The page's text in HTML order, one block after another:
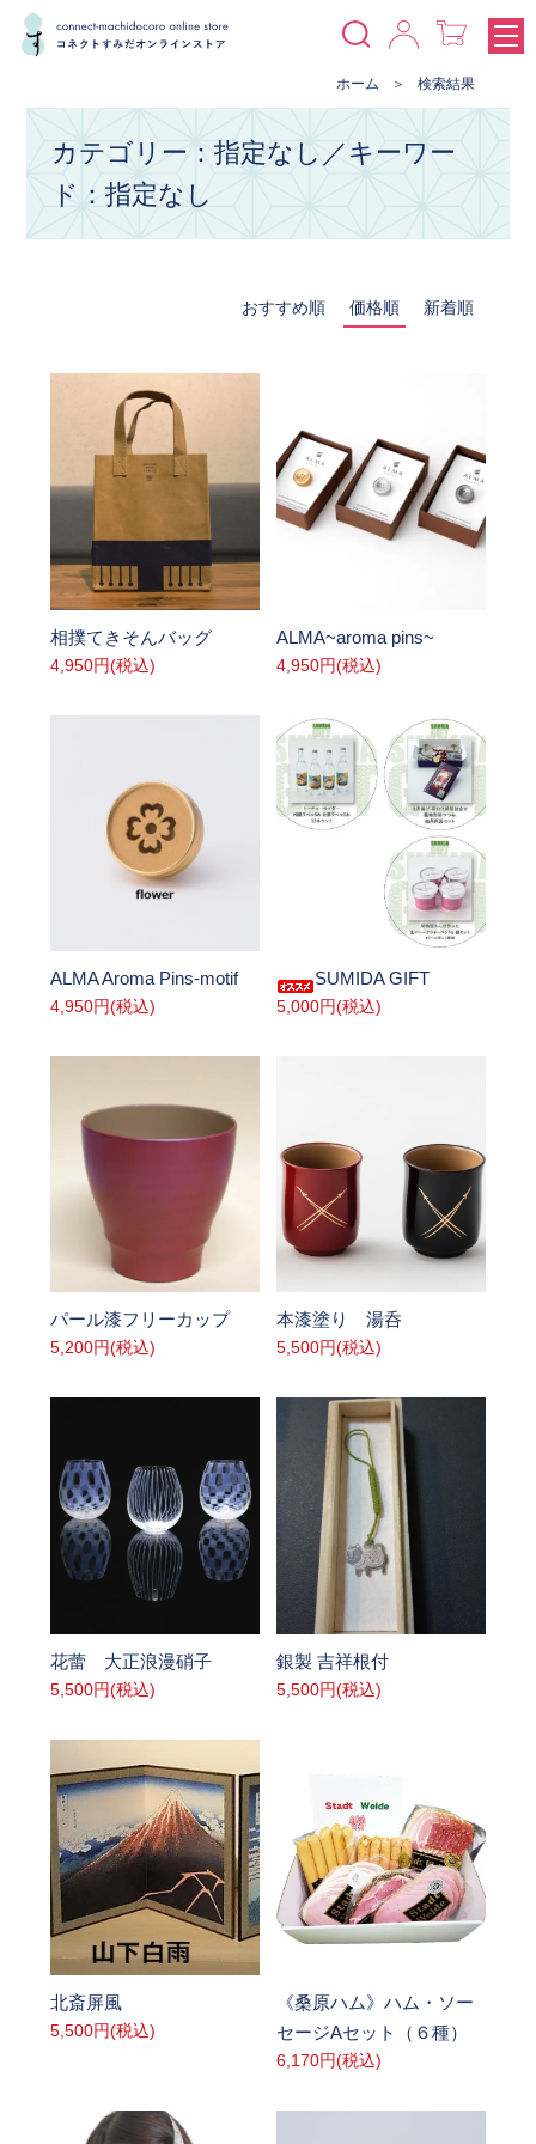
ホーム 検索結果
カテゴリー：指定なし／キーワー
ド：指定なし
おすすめ順 価格順 新着順
SOLD OUT
相撲てきそんバッグ
4,950円(税込)
ALMA~aroma pins~
4,950円(税込)
ALMA Aroma Pins-motif
4,950円(税込)
SUMIDA GIFT
5,000円(税込)
SOLD OUT
パール漆フリーカップ
5,200円(税込)
本漆塗り 湯呑
5,500円(税込)
花蕾 大正浪漫硝子
5,500円(税込)
SOLD OUT
銀製 吉祥根付
5,500円(税込)
SOLD OUT
北斎屏風
5,500円(税込)
《桑原ハム》ハム・ソー
セージAセット（６種）
6,170円(税込)